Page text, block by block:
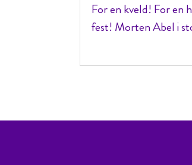
For en kveld! For en
fest! Morten Abel i